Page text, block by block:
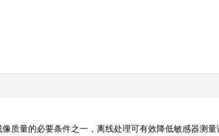
质量的必要条件之一，离线处理可有效降低敏感器测